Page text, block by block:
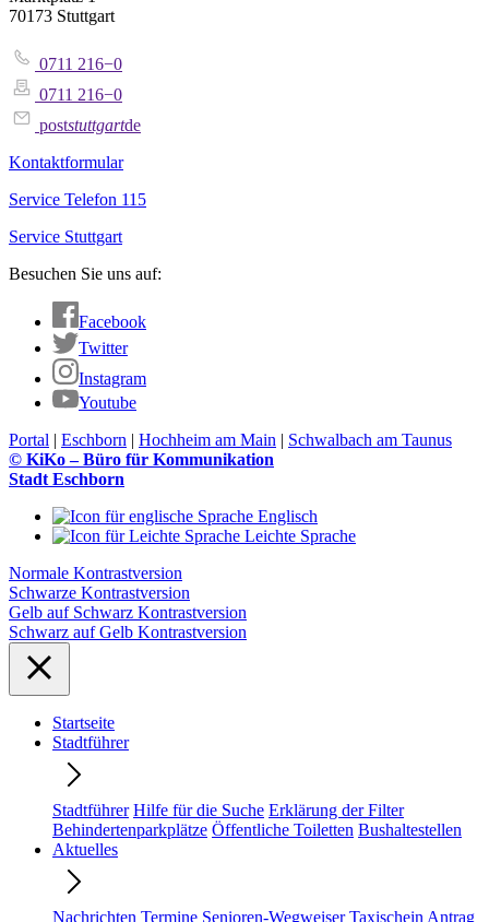
70173 Stuttgart
0711 216−0
0711 216−0
poststuttgartde
Kontaktformular
Service Telefon 115
Service Stuttgart
Besuchen Sie uns auf:
Facebook
Twitter
Instagram
Youtube
Portal | Eschborn | Hochheim am Main | Schwalbach am Taunus
© KiKo – Büro für Kommunikation
Stadt Eschborn
Englisch
Leichte Sprache
Normale Kontrastversion
Schwarze Kontrastversion
Gelb auf Schwarz Kontrastversion
Schwarz auf Gelb Kontrastversion
Startseite
Stadtführer
Stadtführer Hilfe für die Suche Erklärung der Filter
Behindertenparkplätze Öffentliche Toiletten Bushaltestellen
Aktuelles
Nachrichten Termine Senioren-Wegweiser Taxischein Antrag